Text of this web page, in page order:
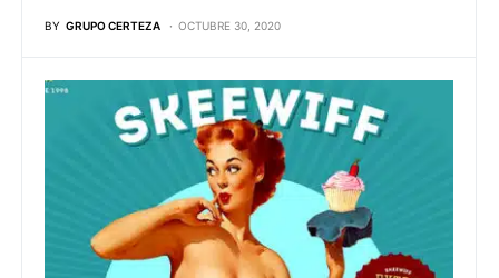
BY GRUPO CERTEZA OCTUBRE 30, 2020